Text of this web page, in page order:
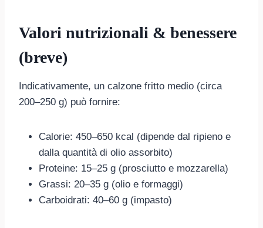
Valori nutrizionali & benessere
(breve)
Indicativamente, un calzone fritto medio (circa
200–250 g) può fornire:
Calorie: 450–650 kcal (dipende dal ripieno e
dalla quantità di olio assorbito)
Proteine: 15–25 g (prosciutto e mozzarella)
Grassi: 20–35 g (olio e formaggi)
Carboidrati: 40–60 g (impasto)